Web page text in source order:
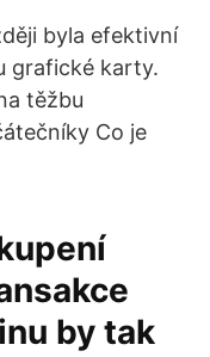
byla efektivní
grafické karty.
těžbu
Co je
by tak